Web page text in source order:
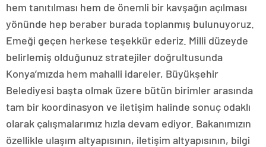
hem tanıtılması hem de önemli bir kavşağın açılması
yönünde hep beraber burada toplanmış bulunuyoruz.
Emeği geçen herkese teşekkür ederiz. Milli düzeyde
belirlemiş olduğunuz stratejiler doğrultusunda
Konya’mızda hem mahalli idareler, Büyükşehir
Belediyesi başta olmak üzere bütün birimler arasında
tam bir koordinasyon ve iletişim halinde sonuç odaklı
olarak çalışmalarımız hızla devam ediyor. Bakanımızın
özellikle ulaşım altyapısının, iletişim altyapısının, bilgi